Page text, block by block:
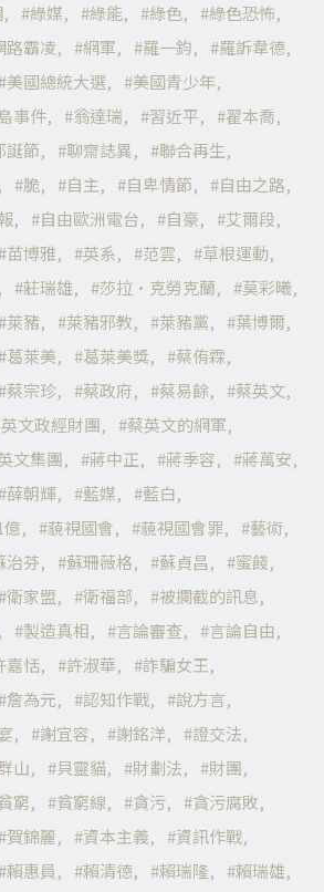
綠媒 綠能 綠色
綠色恐怖
路霸凌 網軍 羅一鈞
羅訴韋德
美國總統大選
美國青少年
事件 翁達瑞 習近平
翟本喬
誕節 聊齋誌異
聯合再生
脆 自主 自卑情節
自由之路
自由歐洲電台 自豪
艾爾段
苗博雅 英系 范雲
草根運動
莊瑞雄 莎拉·克勞克蘭
莫彩曦
萊豬 萊豬邪教 萊豬黨
葉博爾
葛萊美 葛萊美獎
蔡侑霖
蔡宗珍 蔡政府 蔡易餘
蔡英文
文政經財團
蔡英文的網軍
文集團 蔣中正 蔣季容
蔣萬安
薛朝輝 藍媒
藍白
藐視國會 藐視國會罪
藝術
治芬 蘇珊薇格 蘇貞昌
蜜餞
衛家盟 衛福部
被攔截的訊息
製造真相 言論審查
言論自由
嘉恬 許淑華
詐騙女王
詹為元 認知作戰
說方言
謝宜容 謝銘洋
證交法
山 貝靈貓 財劃法
財團
窮 貧窮線 貪污
貪污腐敗
賀錦麗 資本主義
資訊作戰
賴惠員 賴清德 賴瑞隆
賴瑞雄